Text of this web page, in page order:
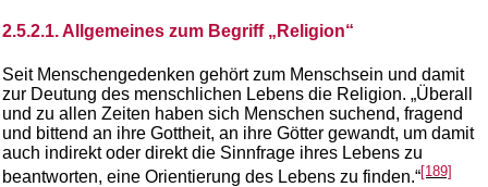
2.5.2.1. Allgemeines zum Begriff „Religion“
Seit Menschengedenken gehört zum Menschsein und damit
zur Deutung des menschlichen Lebens die Religion. „Überall
und zu allen Zeiten haben sich Menschen suchend, fragend
und bittend an ihre Gottheit, an ihre Götter gewandt, um damit
auch indirekt oder direkt die Sinnfrage ihres Lebens zu
beantworten, eine Orientierung des Lebens zu finden.“[189]